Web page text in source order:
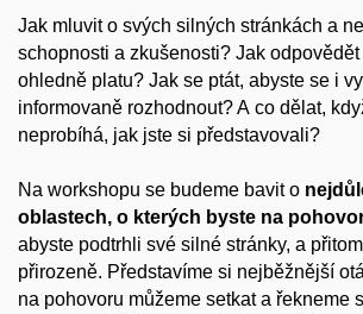
Jak mluvit o svých silných stránkách a
schopnosti a zkušenosti? Jak odpovědět
ohledně platu? Jak se ptát, abyste se i
informovaně rozhodnout? A co dělat,
neprobíhá, jak jste si představovali?
Na workshopu se budeme bavit o
oblastech, o kterých byste na
abyste podtrhli své silné stránky, a
přirozeně. Představíme si nejběžnější
na pohovoru můžeme setkat a řekneme